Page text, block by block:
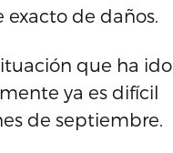
de daños.
que ha ido
ya es difícil
de septiembre.